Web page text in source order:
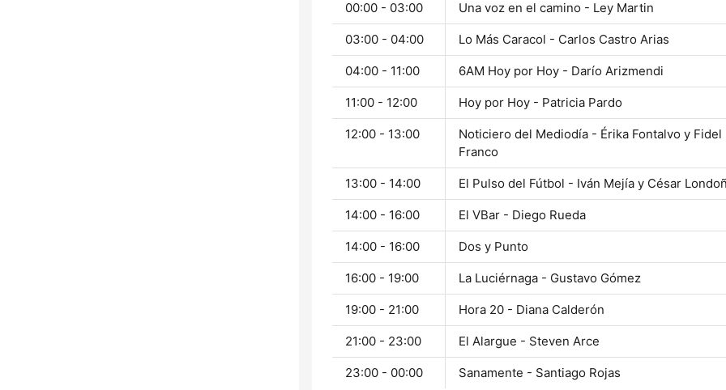
00:00 - 03:00 Una voz en el camino - Ley Martin
03:00 - 04:00 Lo Más Caracol - Carlos Castro Arias
04:00 - 11:00 6AM Hoy por Hoy - Darío Arizmendi
11:00 - 12:00 Hoy por Hoy - Patricia Pardo
12:00 - 13:00
Noticiero del Mediodía - Érika Fontalvo y Fidel
Franco
13:00 - 14:00 El Pulso del Fútbol - Iván Mejía y César
14:00 - 16:00 El VBar - Diego Rueda
14:00 - 16:00 Dos y Punto
16:00 - 19:00 La Luciérnaga - Gustavo Gómez
19:00 - 21:00 Hora 20 - Diana Calderón
21:00 - 23:00 El Alargue - Steven Arce
23:00 - 00:00 Sanamente - Santiago Rojas